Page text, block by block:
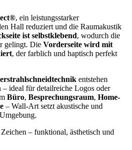
, ein leistungsstarker
Hall reduziert und die Raumakustik
ist selbstklebend, wodurch die
gelingt. Die Vorderseite wird mit
, der farblich und haptisch perfekt
entstehen
– ideal für detailreiche Logos oder
Büro, Besprechungsraum, Home-
– Wall-Art setzt akustische und
– funktional, ästhetisch und